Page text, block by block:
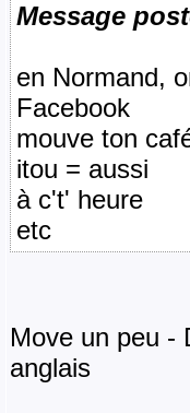
Message
en Normand,
Facebook
mouve ton
itou = aussi
à c't' heure
etc
Move un peu -
anglais